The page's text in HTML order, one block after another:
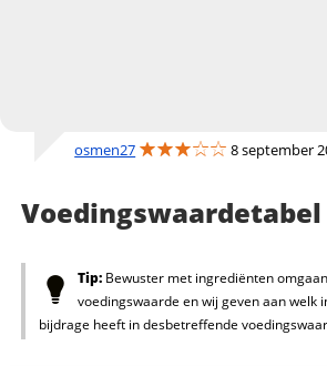
osmen27 8 september
Voedingswaardetabel
Tip:Bewuster met ingrediënten
voedingswaarde en wij geven aan welk
bijdrage heeft in desbetreffende